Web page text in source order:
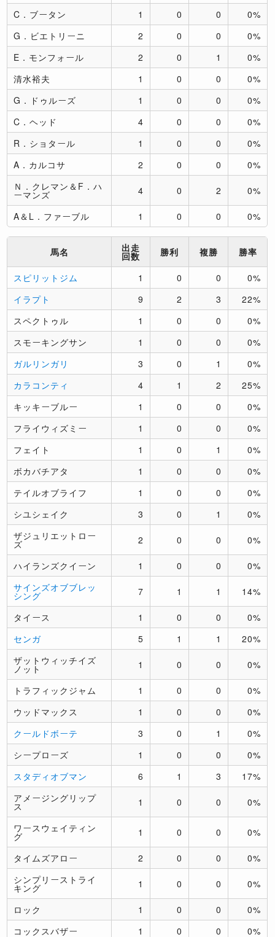
C．ブータン
1 0 0
0%
G．ビエトリーニ
2 0 0
0%
E．モンフォール
2 0 1
0%
清水裕夫
1 0 0
0%
G．ドゥルーズ
1 0 0
0%
C．ヘッド
4 0 0
0%
R．ショタール
1 0 0
0%
A．カルコサ
2 0 0
0%
Ｎ．クレマン＆F．ハ
ーマンズ 4 0 2 0%
A＆L．ファーブル 1 0 0 0%
馬名 出走
回数 勝利 複勝 勝率
スピリットジム 1 0 0
0%
イラプト
9 2 3
22%
スペクトゥル
1 0 0
0%
スモーキングサン
1 0 0
0%
ガルリンガリ
3 0 1
0%
カラコンティ
4 1 2
25%
キッキーブルー
1 0 0
0%
フライウィズミー
1 0 0
0%
フェイト
1 0 1
0%
ボカバチアタ
1 0 0
0%
テイルオブライフ
1 0 0
0%
シユシェイク
3 0 1
0%
ザジュリエットロー
ズ 2 0 0 0%
ハイランズクイーン 1 0 0
0%
サインズオブブレッ
シング 7 1 1 14%
タイース 1 0 0
0%
センガ
5 1 1
20%
ザットウィッチイズ
ノット 1 0 0 0%
トラフィックジャム 1 0 0
0%
ウッドマックス
1 0 0
0%
クールドボーテ
3 0 1
0%
シープローズ
1 0 0
0%
スタディオブマン
6 1 3
17%
アメージングリップ
ス 1 0 0 0%
ワースウェイティン
グ 1 0 0 0%
タイムズアロー 2 0 0
0%
シンプリーストライ
キング 1 0 0 0%
ロック 1 0 0
0%
コックスバザー
1 0 0 0%